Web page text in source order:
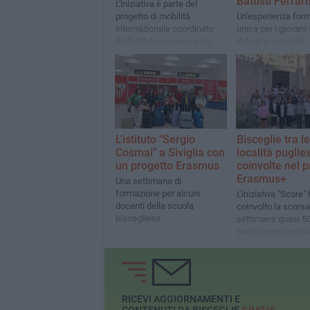
L'iniziativa è parte del
progetto di mobilità
internazionale coordinato
"Don Uva-Battisti-Ferraris-
Cosmai"
Un'esperienza
unica per i giovani
all'insegna dello
culturale e della
L'istituto "Sergio
Cosmai" a Siviglia con
un progetto Erasmus
Una settimana di
formazione per alcuni
docenti della scuola
biscegliese
Bisceglie tra le
località
coinvolte nel
Erasmus+
L'iniziativa "Score"
coinvolto la scorsa
settimana quasi 50
RICEVI AGGIORNAMENTI E